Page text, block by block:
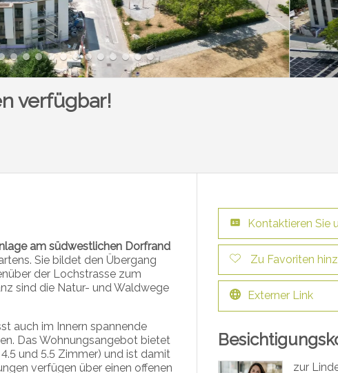
verfügbar!
am südwestlichen Dorfrand
Sie bildet den Übergang
der Lochstrasse zum
sind die Natur- und Waldwege
auch im Innern spannende
Das Wohnungsangebot bietet
und 5.5 Zimmer) und ist damit
verfügen über einen offenen
Kontaktieren Sie
Zu Favoriten
Externer Link
zur